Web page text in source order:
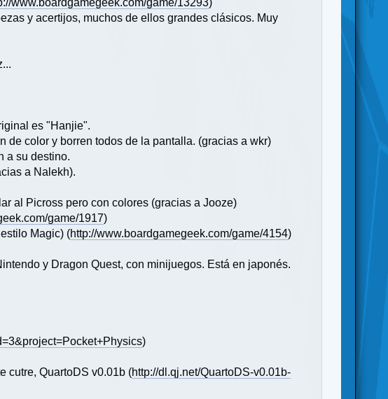
www.boardgamegeek.com/game/13293)
y acertijos, muchos de ellos grandes clásicos. Muy
es "Hanjie".
de color y borren todos de la pantalla. (gracias a wkr)
a su destino.
a Nalekh).
al Picross pero con colores (gracias a Jooze)
game/1917)
Magic) (http://www.boardgamegeek.com/game/4154)
y Dragon Quest, con minijuegos. Está en japonés.
)
cutre, QuartoDS v0.01b (http://dl.qj.net/QuartoDS-v0.01b-